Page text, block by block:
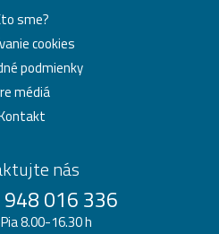
sme?
cookies
podmienky
médiá
nás
016 336
8.00-16.30 h